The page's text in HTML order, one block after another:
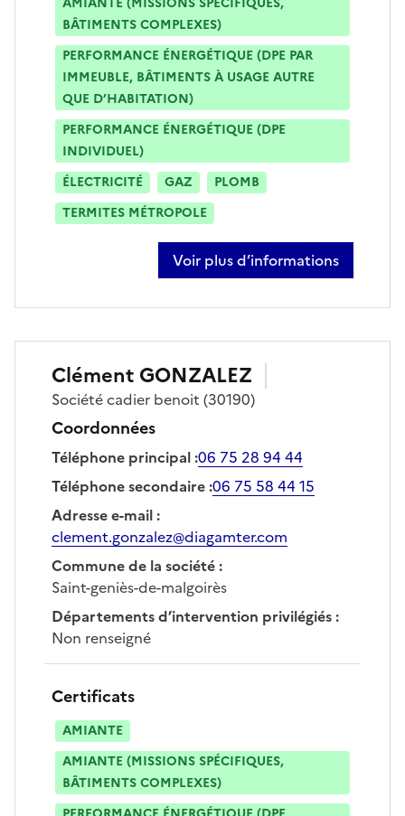
BÂTIMENTS COMPLEXES)
PERFORMANCE ÉNERGÉTIQUE (DPE PAR
IMMEUBLE, BÂTIMENTS À USAGE AUTRE
QUE D’HABITATION)
PERFORMANCE ÉNERGÉTIQUE (DPE
INDIVIDUEL)
ÉLECTRICITÉ
GAZ
PLOMB
TERMITES MÉTROPOLE
Voir plus d’informations
sur nicolas fuentes
Clément GONZALEZ
Sociétécadier benoit (30190)
Coordonnées
Téléphone principal:06 75 28 94 44
Téléphone secondaire:06 75 58 44 15
Adresse e-mail:
clement.gonzalez@diagamter.com
Commune de la société:
Saint-geniès-de-malgoirès
Départements d’intervention privilégiés:
Non renseigné
Certificats
AMIANTE
AMIANTE (MISSIONS SPÉCIFIQUES,
BÂTIMENTS COMPLEXES)